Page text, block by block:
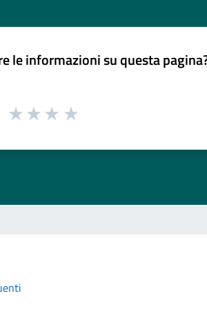
le informazioni su questa